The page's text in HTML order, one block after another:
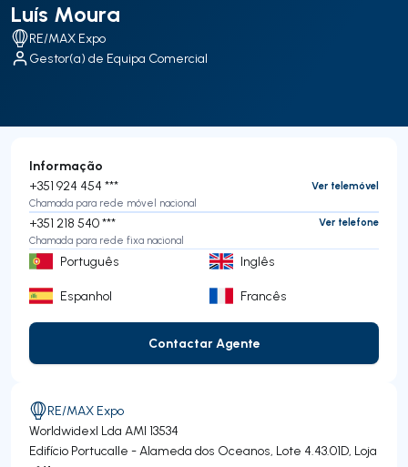
Luís Moura
RE/MAX Expo
Gestor(a) de Equipa Comercial
Informação
+351 924 454 ***
Ver telemóvel
Chamada para rede móvel nacional
+351 218 540 ***
Ver telefone
Chamada para rede fixa nacional
Português Inglês
Espanhol Francês
Contactar Agente
Contactar Agente
RE/MAX Expo
Worldwidexl Lda AMI 13534
Edifício Portucalle - Alameda dos Oceanos, Lote 4.43.01D, Loja